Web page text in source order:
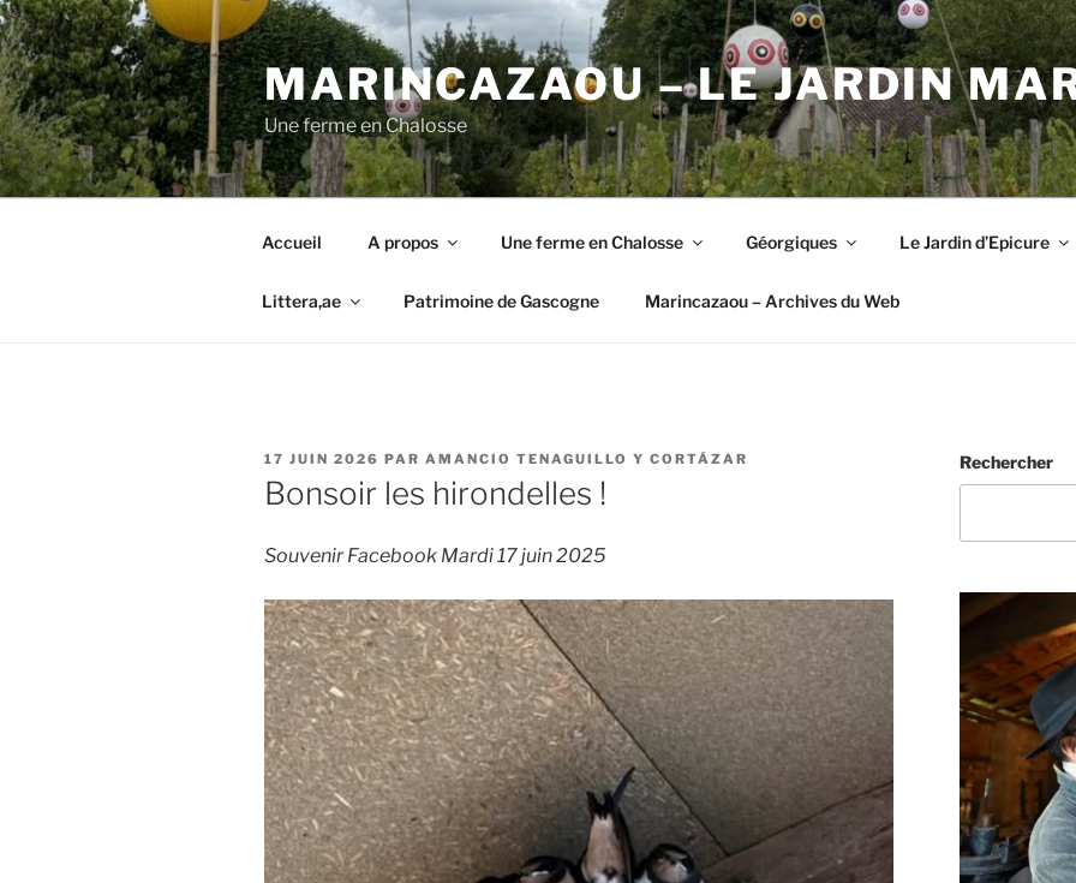
Aller
au
contenu
principal
MARINCAZAOU – LE JARDIN
Une ferme en Chalosse
Accueil A propos Une ferme en Chalosse Géorgiques Le Jardin d’Epicure
Littera,ae Patrimoine de Gascogne Marincazaou – Archives du Web
PUBLIÉ
LE
17 JUIN 2026 PAR AMANCIO TENAGUILLO Y CORTÁZAR
Bonsoir les hirondelles !
Souvenir Facebook Mardi 17 juin 2025
Rechercher